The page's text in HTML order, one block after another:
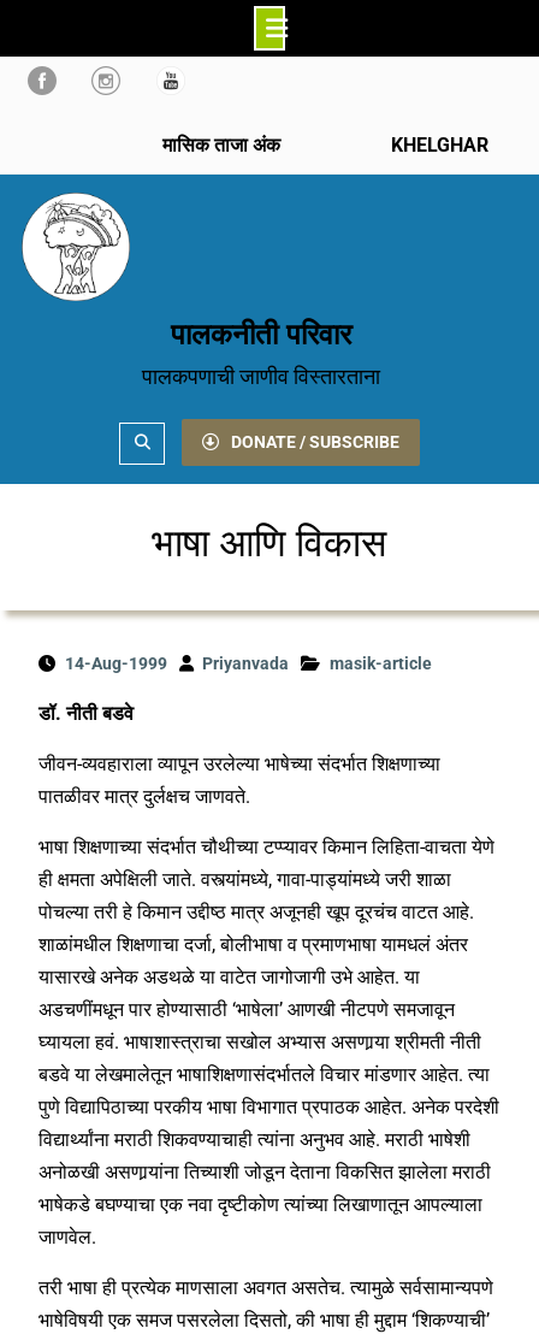
Skip
मासिक ताजा अंक KHELGHAR
पालकनीती परिवार
पालकपणाची जाणीव विस्तारताना
Search DONATE / SUBSCRIBE
भाषा आणि विकास
14-Aug-1999 Priyanvada masik-article
डॉ. नीती बडवे
जीवन-व्यवहाराला व्यापून उरलेल्या भाषेच्या संदर्भात शिक्षणाच्या
पातळीवर मात्र दुर्लक्षच जाणवते.
भाषा शिक्षणाच्या संदर्भात चौथीच्या टप्प्यावर किमान लिहिता-वाचता येणे
ही क्षमता अपेक्षिली जाते. वस्त्यांमध्ये, गावा-पाड्यांमध्ये जरी शाळा
पोचल्या तरी हे किमान उद्दीष्ठ मात्र अजूनही खूप दूरचंच वाटत आहे.
शाळांमधील शिक्षणाचा दर्जा, बोलीभाषा व प्रमाणभाषा यामधलं अंतर
यासारखे अनेक अडथळे या वाटेत जागोजागी उभे आहेत. या
अडचणींमधून पार होण्यासाठी ‘भाषेला’ आणखी नीटपणे समजावून
घ्यायला हवं. भाषाशास्त्राचा सखोल अभ्यास असणार्‍या श्रीमती नीती
बडवे या लेखमालेतून भाषाशिक्षणासंदर्भातले विचार मांडणार आहेत. त्या
पुणे विद्यापिठाच्या परकीय भाषा विभागात प्रपाठक आहेत. अनेक परदेशी
विद्यार्थ्यांना मराठी शिकवण्याचाही त्यांना अनुभव आहे. मराठी भाषेशी
अनोळखी असणार्‍यांना तिच्याशी जोडून देताना विकसित झालेला मराठी
भाषेकडे बघण्याचा एक नवा दृष्टीकोण त्यांच्या लिखाणातून आपल्याला
जाणवेल.
तरी भाषा ही प्रत्येक माणसाला अवगत असतेच. त्यामुळे सर्वसामान्यपणे
भाषेविषयी एक समज पसरलेला दिसतो, की भाषा ही मुद्दाम ‘शिकण्याची’